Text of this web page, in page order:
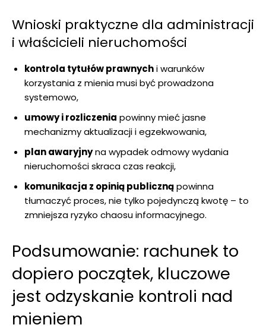
Wnioski praktyczne dla administracji
i właścicieli nieruchomości
kontrola tytułów prawnychi warunków
korzystania z mienia musi być prowadzona
systemowo,
umowy i rozliczenia powinny mieć jasne
mechanizmy aktualizacji i egzekwowania,
plan awaryjnyna wypadek odmowy wydania
nieruchomości skraca czas reakcji,
komunikacja z opinią publicznąpowinna
tłumaczyć proces, nie tylko pojedynczą kwotę – to
zmniejsza ryzyko chaosu informacyjnego.
Podsumowanie: rachunek to
dopiero początek, kluczowe
jest odzyskanie kontroli nad
mieniem